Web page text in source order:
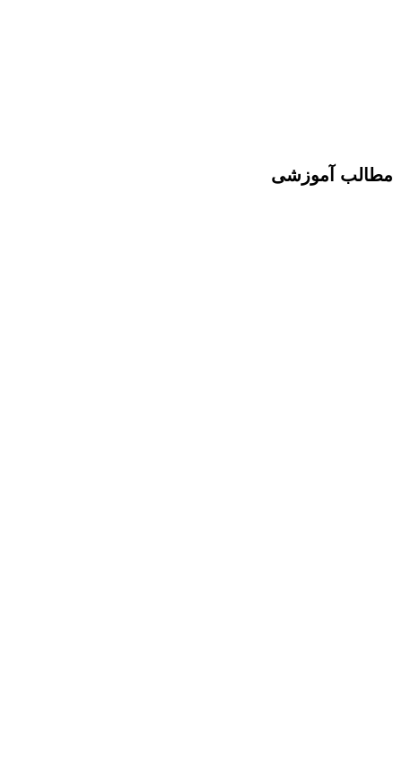
مطالب آموزشی